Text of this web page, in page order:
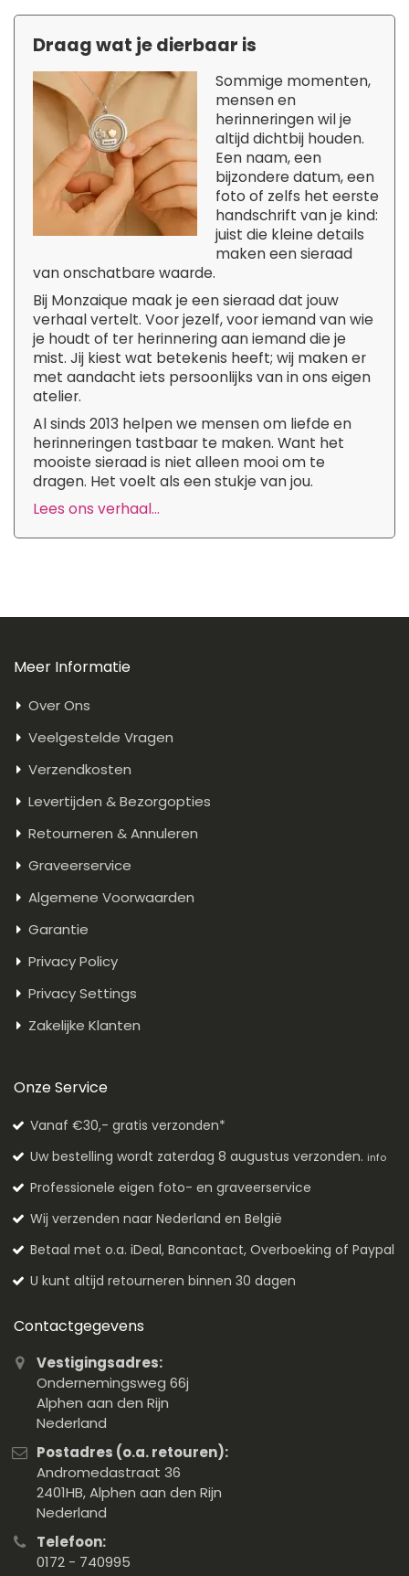
Draag wat je dierbaar is
Sommige momenten,
mensen en
herinneringen wil je
altijd dichtbij houden.
Een naam, een
bijzondere datum, een
foto of zelfs het eerste
handschrift van je kind:
juist die kleine details
maken een sieraad
van onschatbare waarde.
Bij Monzaique maak je een sieraad dat jouw
verhaal vertelt. Voor jezelf, voor iemand van wie
je houdt of ter herinnering aan iemand die je
mist. Jij kiest wat betekenis heeft; wij maken er
met aandacht iets persoonlijks van in ons eigen
atelier.
Al sinds 2013 helpen we mensen om liefde en
herinneringen tastbaar te maken. Want het
mooiste sieraad is niet alleen mooi om te
dragen. Het voelt als een stukje van jou.
Lees ons verhaal...
Meer Informatie
Over Ons
Veelgestelde Vragen
Verzendkosten
Levertijden & Bezorgopties
Retourneren & Annuleren
Graveerservice
Algemene Voorwaarden
Garantie
Privacy Policy
Privacy Settings
Zakelijke Klanten
Onze Service
Vanaf €30,- gratis verzonden*
Uw bestelling wordt zaterdag 8 augustus verzonden. info
Professionele eigen foto- en graveerservice
Wij verzenden naar Nederland en België
Betaal met o.a. iDeal, Bancontact, Overboeking of Paypal
U kunt altijd retourneren binnen 30 dagen
Contactgegevens
Vestigingsadres:
Ondernemingsweg 66j
Alphen aan den Rijn
Nederland
Postadres (o.a. retouren):
Andromedastraat 36
2401HB, Alphen aan den Rijn
Nederland
Telefoon:
0172 - 740995